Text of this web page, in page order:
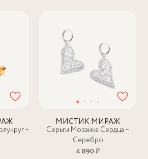
–
МИСТИК МИРАЖ
Серьги Мозаика Сердца –
Серебро
4 890 ₽